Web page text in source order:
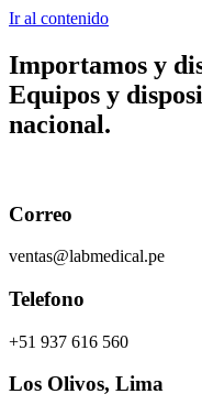
Ir al contenido
Importamos y
Equipos y
nacional.
Correo
ventas@labmedical.pe
Telefono
+51 937 616 560
Los Olivos, Lima